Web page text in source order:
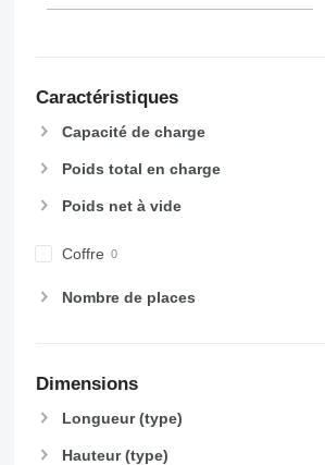
Caractéristiques
Capacité de charge
Poids total en charge
Poids net à vide
Coffre
Nombre de places
Dimensions
Longueur (type)
Hauteur (type)